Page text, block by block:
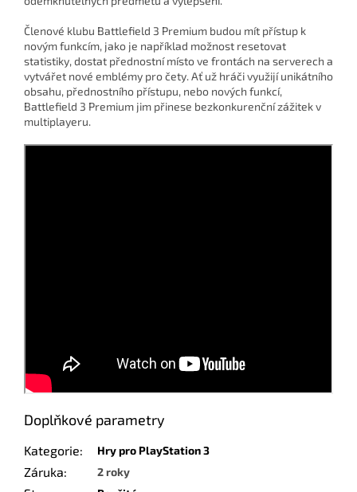
Členové klubu Battlefield 3 Premium budou mít přístup k
novým funkcím, jako je například možnost resetovat
statistiky, dostat přednostní místo ve frontách na serverech a
vytvářet nové emblémy pro čety. Ať už hráči využijí unikátního
obsahu, přednostního přístupu, nebo nových funkcí,
Battlefield 3 Premium jim přinese bezkonkurenční zážitek v
multiplayeru.
Doplňkové parametry
Kategorie: Hry pro PlayStation 3
Záruka: 2 roky